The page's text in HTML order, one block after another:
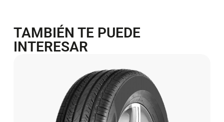
TAMBIÉN TE PUEDE
INTERESAR